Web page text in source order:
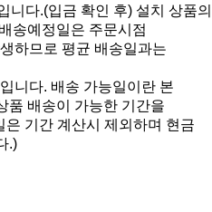
니다.(입금 확인 후) 설치 상품의
송예정일은 주문시점
하므로 평균 배송일과는
니다. 배송 가능일이란 본
품 배송이 가능한 기간을
기간 계산시 제외하며 현금
.)